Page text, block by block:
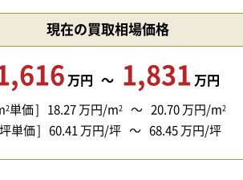
現在の買取相場価格
万円 1,831 万円
2単価 18.27 万円/m2 20.70 万円/m2
坪単価 60.41 万円/坪 68.45 万円/坪